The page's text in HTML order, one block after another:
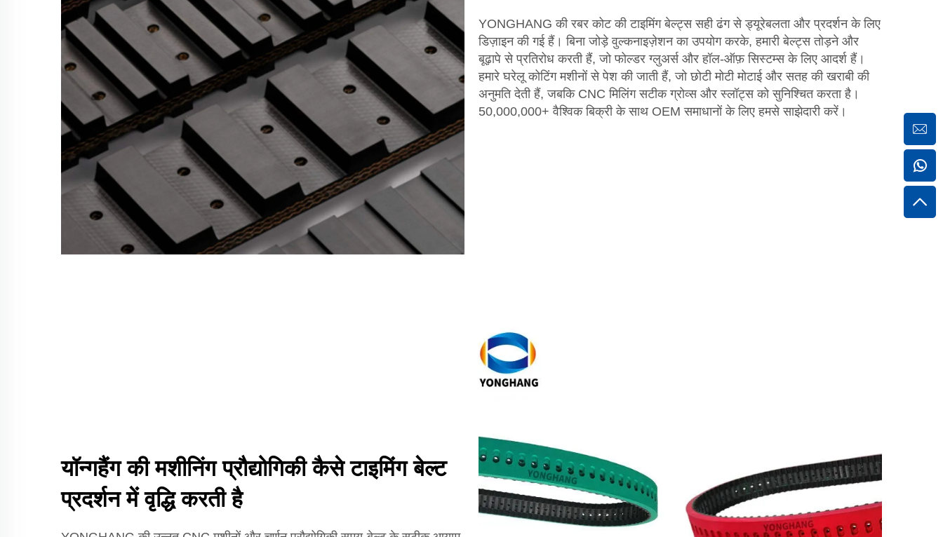
YONGHANG की रबर कोट की टाइमिंग बेल्ट्स सही ढंग से ड्यूरेबलता और प्रदर्शन के लिए
डिज़ाइन की गई हैं। बिना जोड़े वुल्कनाइज़ेशन का उपयोग करके, हमारी बेल्ट्स तोड़ने और
बूढ़ापे से प्रतिरोध करती हैं, जो फोल्डर ग्लुअर्स और हॉल-ऑफ़ सिस्टम्स के लिए आदर्श हैं।
हमारे घरेलू कोटिंग मशीनों से पेश की जाती हैं, जो छोटी मोटी मोटाई और सतह की खराबी की
अनुमति देती हैं, जबकि CNC मिलिंग सटीक ग्रोव्स और स्लॉट्स को सुनिश्चित करता है।
50,000,000+ वैश्विक बिक्री के साथ OEM समाधानों के लिए हमसे साझेदारी करें।
यॉन्गहैंग की मशीनिंग प्रौद्योगिकी कैसे टाइमिंग बेल्ट
प्रदर्शन में वृद्धि करती है